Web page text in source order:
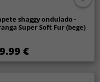
shaggy ondulado -
Super Soft Fur (bege)
€